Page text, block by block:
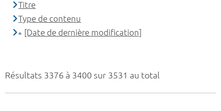
Résultats 3376 à 3400 sur 3531 au total
Titre
Type de contenu
[Date de dernière modification]